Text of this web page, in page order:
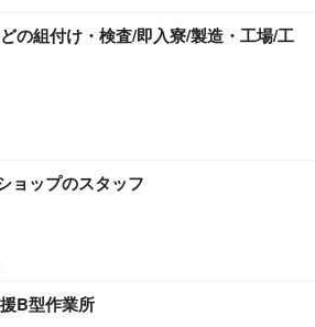
の組付け・検査/即入寮/製造・工場/工
ョップのスタッフ
B型作業所